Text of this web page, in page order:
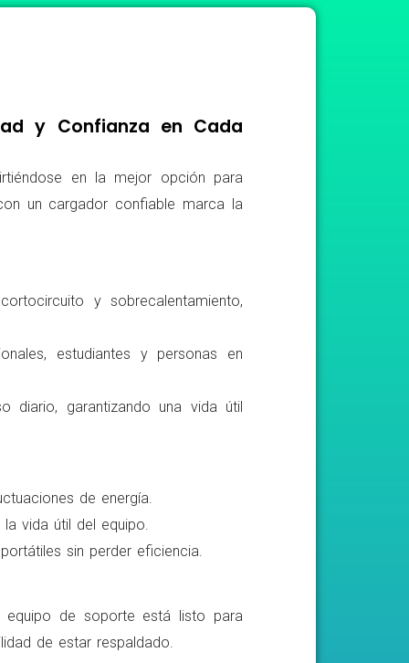
y Confianza en Cada
en la mejor opción para
un cargador confiable marca la
y sobrecalentamiento,
estudiantes y personas en
diario, garantizando una vida útil
de energía.
vida útil del equipo.
sin perder eficiencia.
equipo de soporte está listo para
de estar respaldado.